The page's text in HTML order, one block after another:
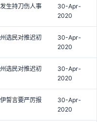
生持刀伤人事
30-Apr-
2020
选民对推迟初
30-Apr-
2020
选民对推迟初
30-Apr-
2020
誓言要严厉报
30-Apr-
2020